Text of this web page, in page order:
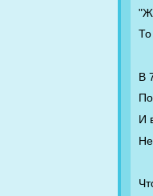
В
И